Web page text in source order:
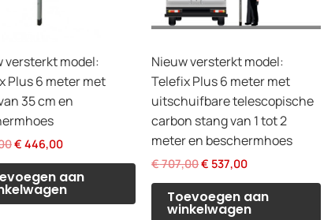
versterkt model:
Plus 6 meter met
35 cm en
Oorspronkelijke
was:
€ 515,00.
€ 446,00Huidige
is:
€ 446,00.
aan
Nieuw versterkt model:
Telefix Plus 6 meter met
uitschuifbare telescopische
carbon stang van 1 tot 2
meter en beschermhoes
€707,00Oorspronkelijke
was:
€ 707,00.
€ 537,00Huidige
is:
€ 537,00.
Toevoegen aan
winkelwagen